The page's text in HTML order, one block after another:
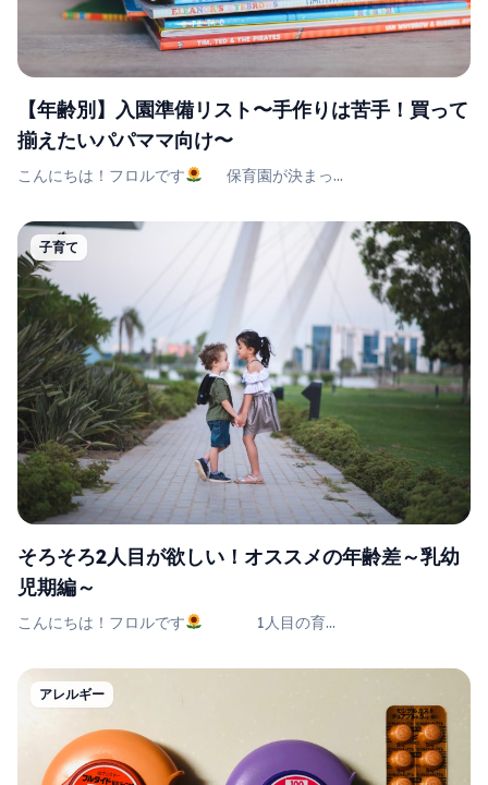
【年齢別】入園準備リスト〜手作りは苦手！買って
揃えたいパパママ向け〜
こんにちは！フロルです 保育園が決まっ...
子育て
そろそろ2人目が欲しい！オススメの年齢差～乳幼
児期編～
こんにちは！フロルです 1人目の育...
アレルギー